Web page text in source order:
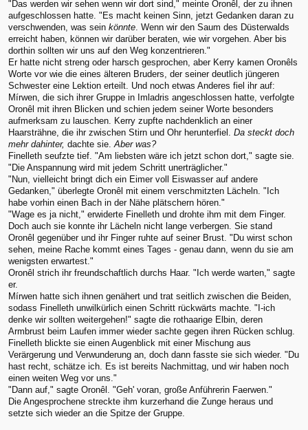
"Das werden wir sehen wenn wir dort sind," meinte Oronêl, der zu ihnen
aufgeschlossen hatte. "Es macht keinen Sinn, jetzt Gedanken daran zu
verschwenden, was sein könnte . Wenn wir den Saum des Düsterwalds
erreicht haben, können wir darüber beraten, wie wir vorgehen. Aber bis
dorthin sollten wir uns auf den Weg konzentrieren."
Er hatte nicht streng oder harsch gesprochen, aber Kerry kamen Oronêls
Worte vor wie die eines älteren Bruders, der seiner deutlich jüngeren
Schwester eine Lektion erteilt. Und noch etwas Anderes fiel ihr auf:
Mírwen, die sich ihrer Gruppe in Imladris angeschlossen hatte, verfolgte
Oronêl mit ihren Blicken und schien jedem seiner Worte besonders
aufmerksam zu lauschen. Kerry zupfte nachdenklich an einer
Haarsträhne, die ihr zwischen Stirn und Ohr herunterfiel. Da steckt doch
mehr dahinter, dachte sie. Aber was?
Finelleth seufzte tief. "Am liebsten wäre ich jetzt schon dort," sagte sie.
"Die Anspannung wird mit jedem Schritt unerträglicher."
"Nun, vielleicht bringt dich ein Eimer voll Eiswasser auf andere
Gedanken," überlegte Oronêl mit einem verschmitzten Lächeln. "Ich
habe vorhin einen Bach in der Nähe plätschern hören."
"Wage es ja nicht," erwiderte Finelleth und drohte ihm mit dem Finger.
Doch auch sie konnte ihr Lächeln nicht lange verbergen. Sie stand
Oronêl gegenüber und ihr Finger ruhte auf seiner Brust. "Du wirst schon
sehen, meine Rache kommt eines Tages - genau dann, wenn du sie am
wenigsten erwartest."
Oronêl strich ihr freundschaftlich durchs Haar. "Ich werde warten," sagte
er.
Mírwen hatte sich ihnen genähert und trat seitlich zwischen die Beiden,
sodass Finelleth unwilkürlich einen Schritt rückwärts machte. "I-ich
denke wir sollten weitergehen!" sagte die rothaarige Elbin, deren
Armbrust beim Laufen immer wieder sachte gegen ihren Rücken schlug.
Finelleth blickte sie einen Augenblick mit einer Mischung aus
Verärgerung und Verwunderung an, doch dann fasste sie sich wieder. "Du
hast recht, schätze ich. Es ist bereits Nachmittag, und wir haben noch
einen weiten Weg vor uns."
"Dann auf," sagte Oronêl. "Geh' voran, große Anführerin Faerwen."
Die Angesprochene streckte ihm kurzerhand die Zunge heraus und
setzte sich wieder an die Spitze der Gruppe.